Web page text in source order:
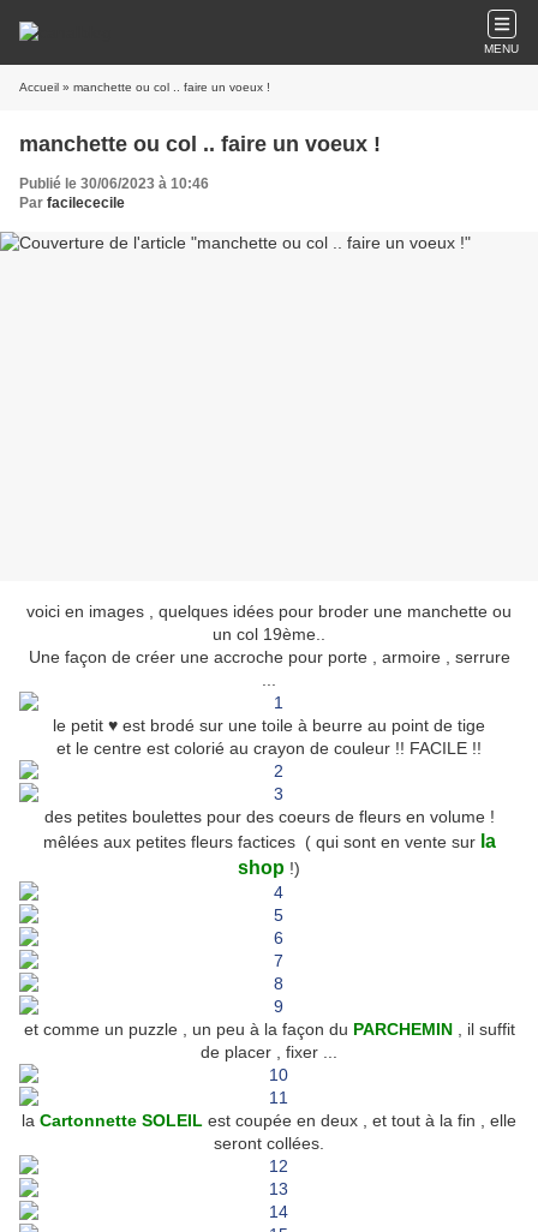
MENU
Accueil » manchette ou col .. faire un voeux !
manchette ou col .. faire un voeux !
Publié le 30/06/2023 à 10:46
Par facilececile
voici en images , quelques idées pour broder une manchette ou
un col 19ème..
Une façon de créer une accroche pour porte , armoire , serrure
le petit ♥ est brodé sur une toile à beurre au point de tige
et le centre est colorié au crayon de couleur !! FACILE !!
des petites boulettes pour des coeurs de fleurs en volume !
mêlées aux petites fleurs factices ( qui sont en vente sur la
shop !)
et comme un puzzle , un peu à la façon du PARCHEMIN
, il suffit
de placer , fixer ...
la Cartonnette SOLEIL est coupée en deux , et tout à la fin , elle
seront collées.